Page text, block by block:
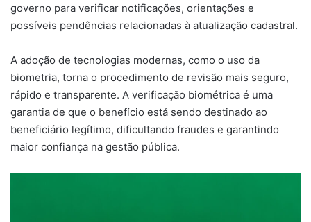
governo para verificar notificações, orientações e
possíveis pendências relacionadas à atualização cadastral.
A adoção de tecnologias modernas, como o uso da
biometria, torna o procedimento de revisão mais seguro,
rápido e transparente. A verificação biométrica é uma
garantia de que o benefício está sendo destinado ao
beneficiário legítimo, dificultando fraudes e garantindo
maior confiança na gestão pública.